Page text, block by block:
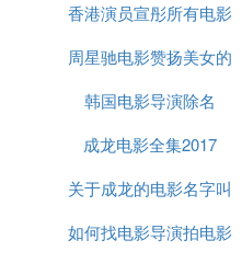
水光遥接汉
虹气上凌虚
上下影摇波底月
盘旋上下，通连左右，
立交桥）
香港演员宣彤所有电影
周星驰电影赞扬美女的
台词
韩国电影导演除名
成龙电影全集2017
关于成龙的电影名字叫
什么名字叫什么
如何找电影导演拍电影